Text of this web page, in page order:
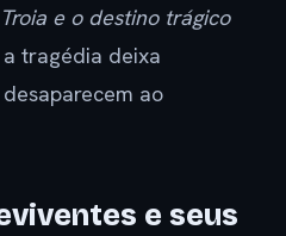
e o destino trágico
a tragédia deixa
ao
e seus